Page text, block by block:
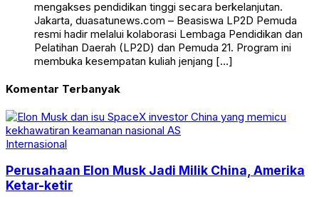
mengakses pendidikan tinggi secara berkelanjutan.
Jakarta, duasatunews.com – Beasiswa LP2D Pemuda
resmi hadir melalui kolaborasi Lembaga Pendidikan dan
Pelatihan Daerah (LP2D) dan Pemuda 21. Program ini
membuka kesempatan kuliah jenjang […]
Komentar Terbanyak
Internasional
Perusahaan Elon Musk Jadi Milik China, Amerika
Ketar-ketir